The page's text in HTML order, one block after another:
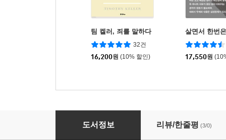
팀 켈러, 죄를 말하다
32건
16,200원 (10% 할인)
살면서 한번
17,550원
느긋하게 걸어라
도서정보 리뷰/한줄평 (3/0)